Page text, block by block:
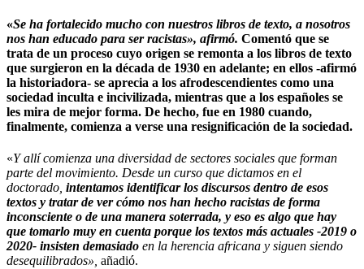
«Se ha fortalecido mucho con nuestros libros de texto, a nosotros
nos han educado para ser racistas», afirmó. Comentó que se
trata de un proceso cuyo origen se remonta a los libros de texto
que surgieron en la década de 1930 en adelante; en ellos -afirmó
la historiadora- se aprecia a los afrodescendientes como una
sociedad inculta e incivilizada, mientras que a los españoles se
les mira de mejor forma. De hecho, fue en 1980 cuando,
finalmente, comienza a verse una resignificación de la sociedad.
«Y allí comienza una diversidad de sectores sociales que forman
parte del movimiento. Desde un curso que dictamos en el
doctorado, intentamos identificar los discursos dentro de esos
textos y tratar de ver cómo nos han hecho racistas de forma
inconsciente o de una manera soterrada, y eso es algo que hay
que tomarlo muy en cuenta porque los textos más actuales -2019 o
2020- insisten demasiado en la herencia africana y siguen siendo
desequilibrados», añadió.